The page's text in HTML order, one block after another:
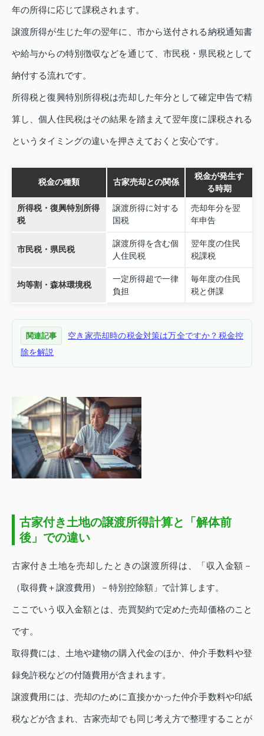
年の所得に応じて課税されます。
譲渡所得が生じた年の翌年に、市から送付される納税通知書
や給与からの特別徴収などを通じて、市民税・県民税として
納付する流れです。
所得税と復興特別所得税は売却した年分として確定申告で精
算し、個人住民税はその結果を踏まえて翌年度に課税される
というタイミングの違いを押さえておくと安心です。
税金の種類 古家売却との関係
税金が発生す
る時期
所得税・復興特別所得
税
譲渡所得に対する
国税
売却年分を翌
年申告
市民税・県民税
譲渡所得を含む個
人住民税
翌年度の住民
税課税
均等割・森林環境税
一定所得超で一律
負担
毎年度の住民
税と併課
関連記事
空き家売却時の税金対策は万全ですか？税金控
除を解説
古家付き土地の譲渡所得計算と「解体前
後」での違い
古家付き土地を売却したときの譲渡所得は、「収入金額－
（取得費＋譲渡費用）－特別控除額」で計算します。
ここでいう収入金額とは、売買契約で定めた売却価格のこと
です。
取得費には、土地や建物の購入代金のほか、仲介手数料や登
録免許税などの付随費用が含まれます。
譲渡費用には、売却のために直接かかった仲介手数料や印紙
税などが含まれ、古家売却でも同じ考え方で整理することが